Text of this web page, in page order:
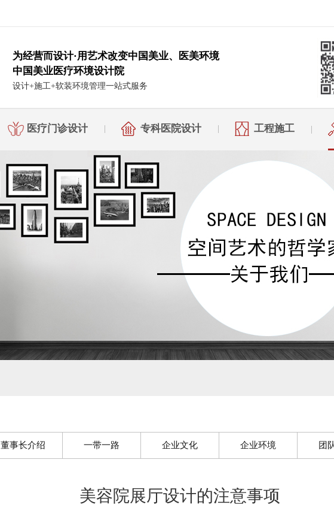
为经营而设计·用艺术改变中国美业、医美环境
中国美业医疗环境设计院
设计+施工+软装环境管理一站式服务
医疗门诊设计 专科医院设计 工程施工
董事长介绍 一带一路 企业文化 企业环境 团
美容院展厅设计的注意事项